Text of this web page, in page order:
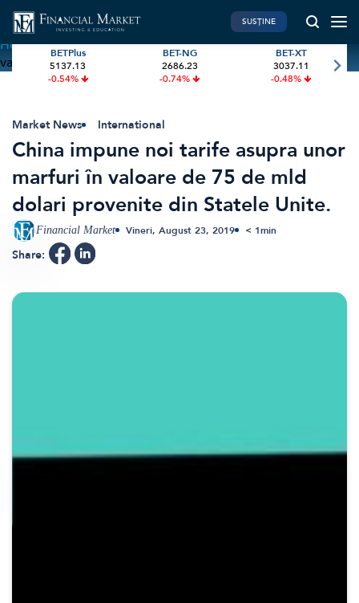
Home»China impune noi tarife asupra unor marfuri în
valoare de 75 de mld dolari provenite din Statele Unite.
PIATA DE CAPITAL
Investiții
International
BVB Recap
Bursa
Acțiunea Zilei
Brokeri
BROKERI
FINANTE PERSONALE
Pensie & taxe
Credite
Asigurari
Start-Up
FINTECH
SUSȚINE
BETPlus
5137.13
-0.54%
BET-NG
2686.23
-0.74%
BET-XT
3037.11
-0.48%
Market News International
China impune noi tarife asupra unor
marfuri în valoare de 75 de mld
dolari provenite din Statele Unite.
Financial Market Vineri, August 23, 2019 < 1min
Share: